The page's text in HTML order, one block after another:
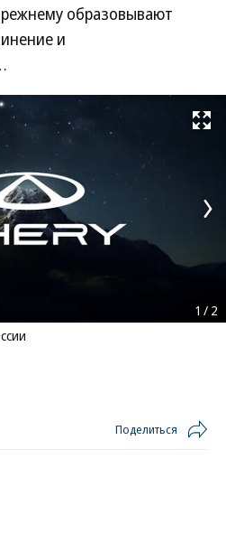
образовывают
и
Развернуть
1 / 2
Поделиться